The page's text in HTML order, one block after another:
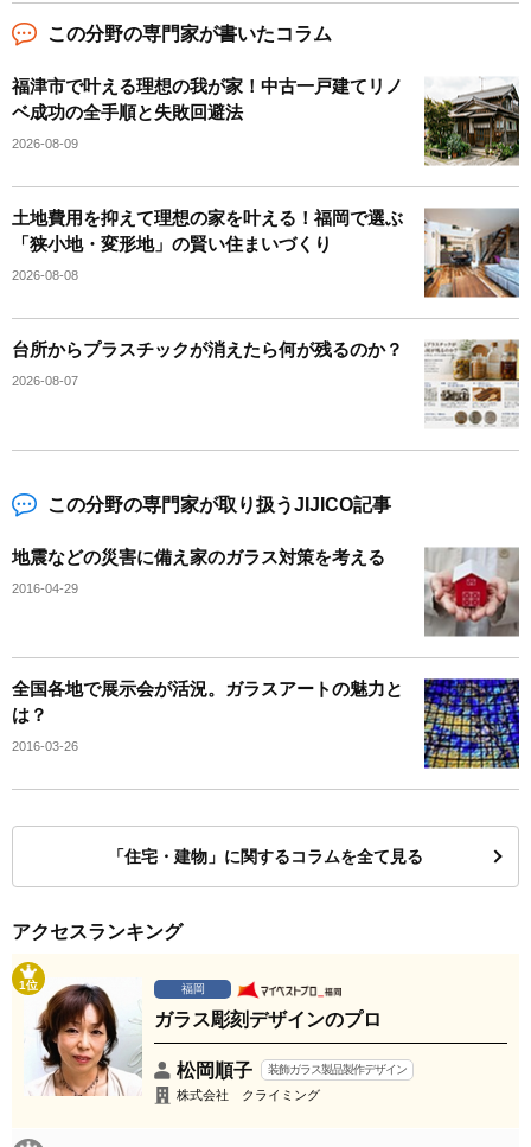
この分野の専門家が書いたコラム
福津市で叶える理想の我が家！中古一戸建てリノ
ベ成功の全手順と失敗回避法
2026-08-09
土地費用を抑えて理想の家を叶える！福岡で選ぶ
「狭小地・変形地」の賢い住まいづくり
2026-08-08
台所からプラスチックが消えたら何が残るのか？
2026-08-07
この分野の専門家が取り扱うJIJICO記事
地震などの災害に備え家のガラス対策を考える
2016-04-29
全国各地で展示会が活況。ガラスアートの魅力と
は？
2016-03-26
「住宅・建物」に関するコラムを全て見る
アクセスランキング
1位 福岡
ガラス彫刻デザインのプロ
松岡順子 装飾ガラス製品製作デザイン
株式会社 クライミング